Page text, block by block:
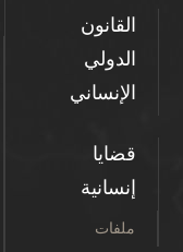
القانون
الدولي
الإنساني
قضايا
إنسانية
ملفات